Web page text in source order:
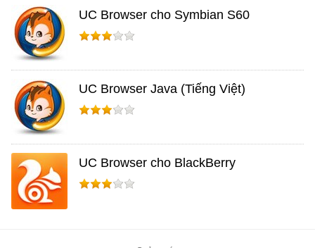
UC Browser cho Symbian S60
UC Browser Java (Tiếng Việt)
UC Browser cho BlackBerry